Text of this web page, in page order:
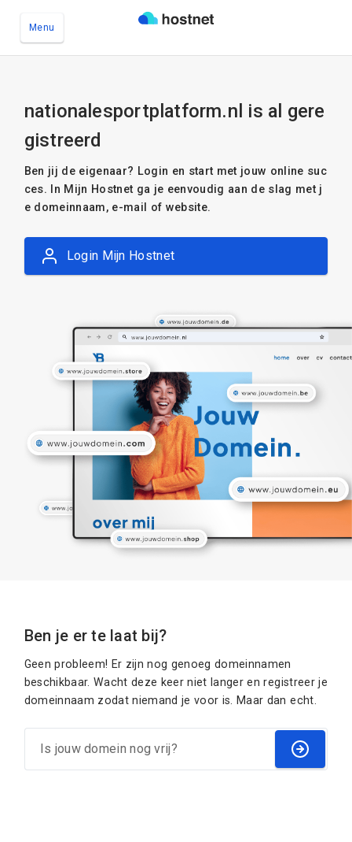
Menu
nationalesportplatform.nl is al gere
gistreerd
Ben jij de eigenaar? Login en start met jouw online suc
ces. In Mijn Hostnet ga je eenvoudig aan de slag met j
e domeinnaam, e-mail of website.
Login Mijn Hostnet
Ben je er te laat bij?
Geen probleem! Er zijn nog genoeg domeinnamen
beschikbaar. Wacht deze keer niet langer en registreer je
domeinnaam zodat niemand je voor is. Maar dan echt.